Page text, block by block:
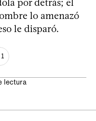
lo amenazó
le disparó.
1
lectura